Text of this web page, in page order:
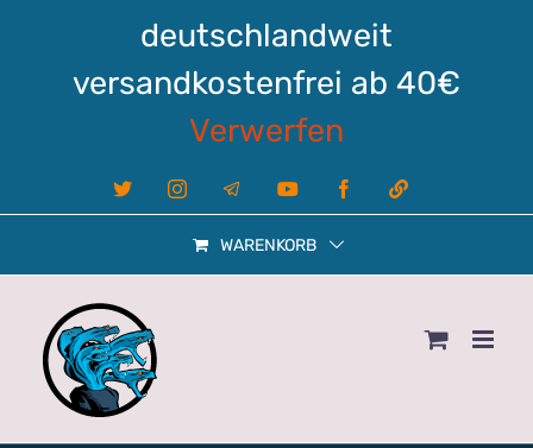
deutschlandweit
versandkostenfrei ab 40€
Verwerfen
X InstagramTelegram YouTube FacebookLinktree
WARENKORB